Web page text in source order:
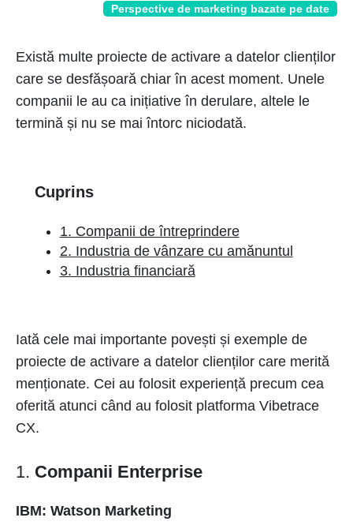
Perspective de marketing bazate pe date
Există multe proiecte de activare a datelor clienților
care se desfășoară chiar în acest moment. Unele
companii le au ca inițiative în derulare, altele le
termină și nu se mai întorc niciodată.
Cuprins
1. Companii de întreprindere
2. Industria de vânzare cu amănuntul
3. Industria financiară
Iată cele mai importante povești și exemple de
proiecte de activare a datelor clienților care merită
menționate. Cei au folosit experiență precum cea
oferită atunci când au folosit platforma Vibetrace
CX.
1. Companii Enterprise
IBM: Watson Marketing